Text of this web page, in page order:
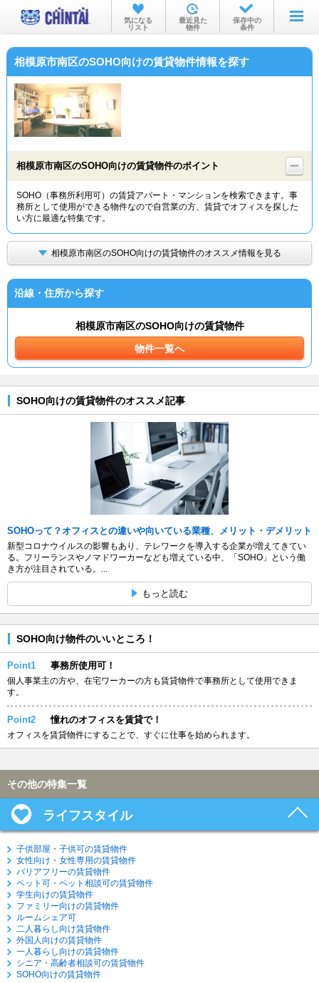
お部屋を探す
沿線・駅から
物件特集から
TOP
気になる
リスト
最近見た
物件
保存中の
条件
相模原市南区のSOHO向けの賃貸物件情報を探す
相模原市南区のSOHO向けの賃貸物件のポイント
SOHO（事務所利用可）の賃貸アパート・マンションを検索できます。事
務所として使用ができる物件なので自営業の方、賃貸でオフィスを探した
い方に最適な特集です。
相模原市南区のSOHO向けの賃貸物件のオススメ情報を見る
沿線・住所から探す
相模原市南区のSOHO向けの賃貸物件
物件一覧へ
SOHO向けの賃貸物件のオススメ記事
SOHOって？オフィスとの違いや向いている業種、メリット・デメリット
新型コロナウイルスの影響もあり、テレワークを導入する企業が増えてきてい
る。フリーランスやノマドワーカーなども増えている中、「SOHO」という働
き方が注目されている。...
もっと読む
SOHO向け物件のいいところ！
Point1 事務所使用可！
個人事業主の方や、在宅ワーカーの方も賃貸物件で事務所として使用できま
す。
Point2 憧れのオフィスを賃貸で！
オフィスを賃貸物件にすることで、すぐに仕事を始められます。
その他の特集一覧
ライフスタイル
子供部屋・子供可の賃貸物件
女性向け・女性専用の賃貸物件
バリアフリーの賃貸物件
ペット可・ペット相談可の賃貸物件
学生向けの賃貸物件
ファミリー向けの賃貸物件
ルームシェア可
二人暮らし向け賃貸物件
外国人向けの賃貸物件
一人暮らし向けの賃貸物件
シニア・高齢者相談可の賃貸物件
SOHO向けの賃貸物件